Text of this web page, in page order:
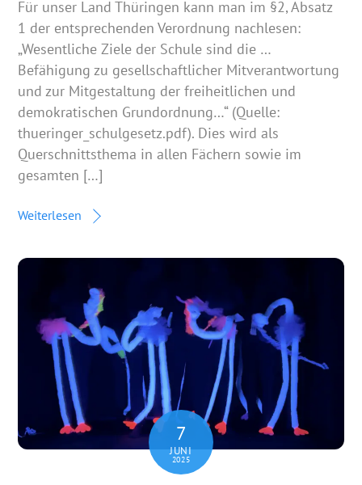
Für unser Land Thüringen kann man im §2, Absatz
1 der entsprechenden Verordnung nachlesen:
„Wesentliche Ziele der Schule sind die …
Befähigung zu gesellschaftlicher Mitverantwortung
und zur Mitgestaltung der freiheitlichen und
demokratischen Grundordnung…“ (Quelle:
thueringer_schulgesetz.pdf). Dies wird als
Querschnittsthema in allen Fächern sowie im
gesamten […]
Weiterlesen
7
JUNI
2025